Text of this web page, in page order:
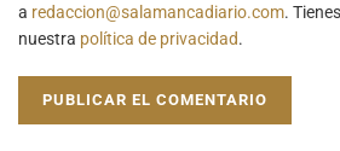
a redaccion@salamancadiario.com.
nuestra política de privacidad.